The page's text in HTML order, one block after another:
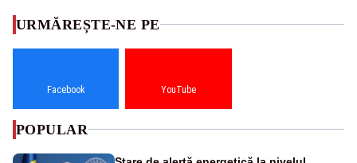
URMĂREȘTE-NE PE
Facebook YouTube
POPULAR